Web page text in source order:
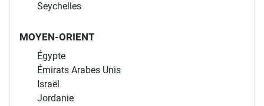
Seychelles
MOYEN-ORIENT
Égypte
Émirats Arabes Unis
Israël
Jordanie